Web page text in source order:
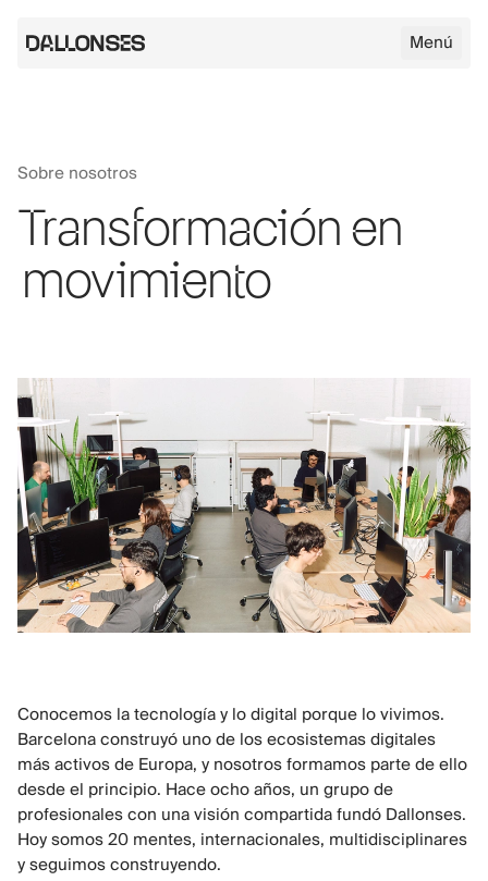
Skip to main content
Menú
Sobre nosotros
Transformación en
movimiento
Conocemos la tecnología y lo digital porque lo vivimos.
Barcelona construyó uno de los ecosistemas digitales
más activos de Europa, y nosotros formamos parte de ello
desde el principio. Hace ocho años, un grupo de
profesionales con una visión compartida fundó Dallonses.
Hoy somos 20 mentes, internacionales, multidisciplinares
y seguimos construyendo.